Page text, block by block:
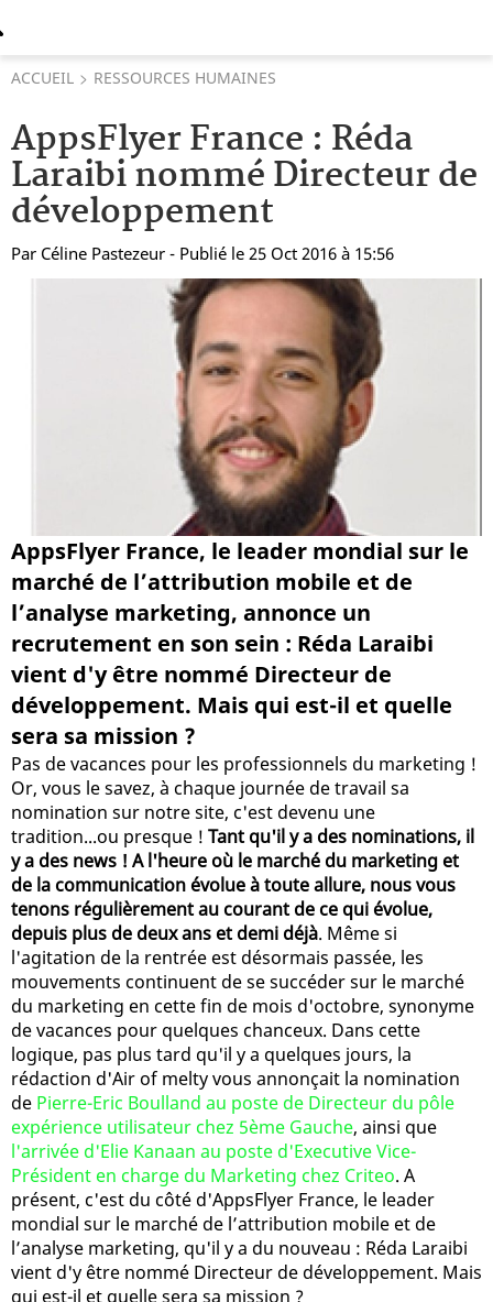
ACCUEIL RESSOURCES HUMAINES
AppsFlyer France : Réda
Laraibi nommé Directeur de
développement
Par Céline Pastezeur - Publié le 25 Oct 2016 à 15:56
AppsFlyer France, le leader mondial sur le
marché de l’attribution mobile et de
l’analyse marketing, annonce un
recrutement en son sein : Réda Laraibi
vient d'y être nommé Directeur de
développement. Mais qui est-il et quelle
sera sa mission ?
Pas de vacances pour les professionnels du marketing !
Or, vous le savez, à chaque journée de travail sa
nomination sur notre site, c'est devenu une
tradition...ou presque ! Tant qu'il y a des nominations, il
y a des news ! A l'heure où le marché du marketing et
de la communication évolue à toute allure, nous vous
tenons régulièrement au courant de ce qui évolue,
depuis plus de deux ans et demi déjà. Même si
l'agitation de la rentrée est désormais passée, les
mouvements continuent de se succéder sur le marché
du marketing en cette fin de mois d'octobre, synonyme
de vacances pour quelques chanceux. Dans cette
logique, pas plus tard qu'il y a quelques jours, la
rédaction d'Air of melty vous annonçait la nomination
de Pierre-Eric Boulland au poste de Directeur du pôle
expérience utilisateur chez 5ème Gauche, ainsi que
l'arrivée d'Elie Kanaan au poste d'Executive Vice-
Président en charge du Marketing chez Criteo. A
présent, c'est du côté d'AppsFlyer France, le leader
mondial sur le marché de l’attribution mobile et de
l’analyse marketing, qu'il y a du nouveau : Réda Laraibi
vient d'y être nommé Directeur de développement. Mais
qui est-il et quelle sera sa mission ?